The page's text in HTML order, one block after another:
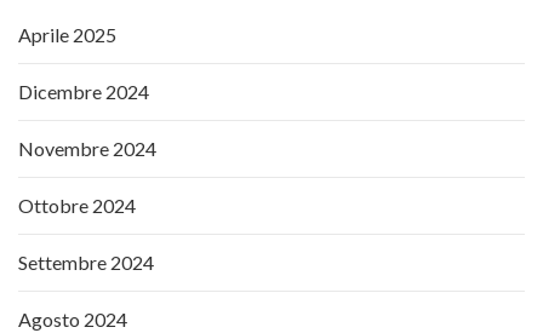
Aprile 2025
Dicembre 2024
Novembre 2024
Ottobre 2024
Settembre 2024
Agosto 2024